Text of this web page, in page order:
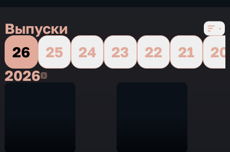
Выпуски
26
25 24 23 22 21
20
20262026